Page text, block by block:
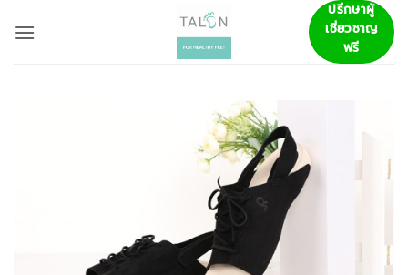
ปรึกษาผู้
เชี่ยวชาญ
ฟรี